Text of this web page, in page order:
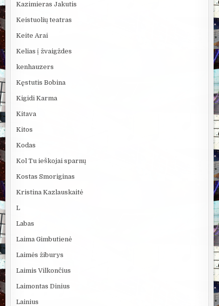
Kazimieras Jakutis
Keistuolių teatras
Keite Arai
Kelias į žvaigždes
kenhauzers
Kęstutis Bobina
Kigidi Karma
Kitava
Kitos
Kodas
Kol Tu ieškojai sparnų
Kostas Smoriginas
Kristina Kazlauskaitė
L
Labas
Laima Gimbutienė
Laimės žiburys
Laimis Vilkončius
Laimontas Dinius
Lainius